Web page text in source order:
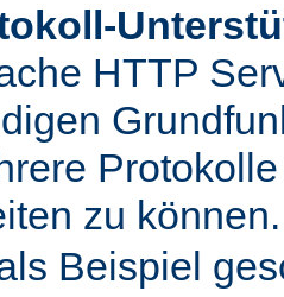
HTTP
zu
Beispiel